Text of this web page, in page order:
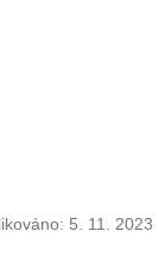
5. 11. 2023